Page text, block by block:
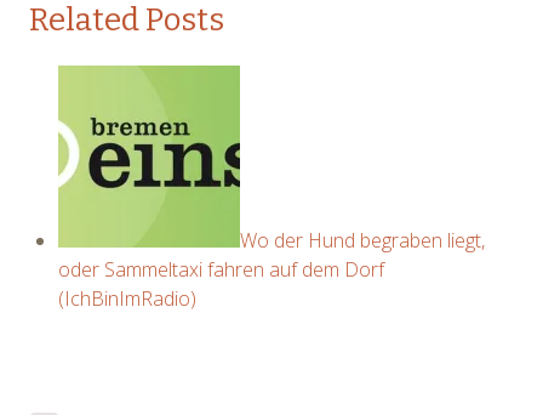
Related Posts
Wo der Hund begraben liegt,
oder Sammeltaxi fahren auf dem Dorf
(IchBinImRadio)